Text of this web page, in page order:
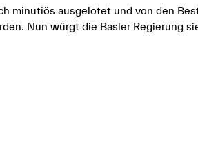
minutiös ausgelotet und von den
Nun würgt die Basler Regierung